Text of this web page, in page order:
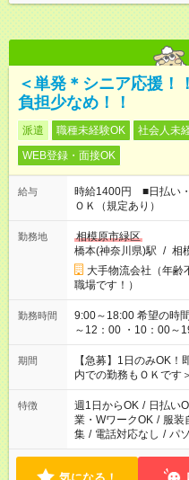
＜単発＊シニア応援！
負担少なめ！！
派遣 職種未経験OK 社会人未
WEB登録・面接OK
給与
時給1400円 ■日払い
ＯＫ（規定あり）
勤務地
相模原市緑区
橋本(神奈川県)駅 / 相
大手物流会社（年齢
職場です！）
勤務時間
9:00～18:00 希望の時間帯を選べます！ ＜シフト例＞ ・8：30
～12：00 ・10：00～
22：00 ・22：00～翌
期間
【急募】1日のみOK
内での勤務もＯＫで
特徴 週1日からOK / 日払い
業・WワークOK / 服装
集 / 電話対応なし / パ